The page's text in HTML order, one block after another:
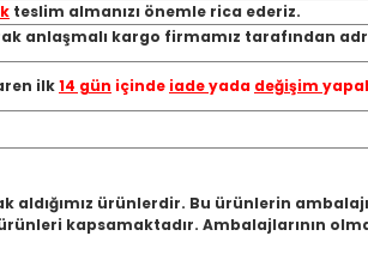
teslim almanızı önemle rica ederiz.
anlaşmalı kargo firmamız tarafından
ilk14 gün içinde iadeyada değişim
ürünlerdir. Bu ürünlerin
kapsamaktadır. Ambalajlarının